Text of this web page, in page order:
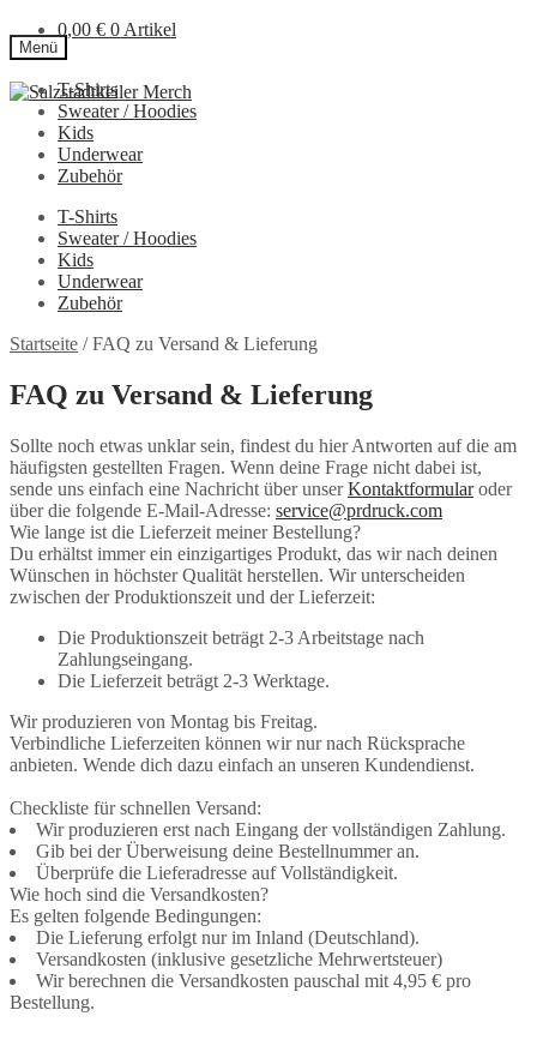
0,00 € 0 Artikel
Zur
Navigation
springen
Zum
Inhalt
springen
Menü
T-Shirts
Sweater / Hoodies
Kids
Underwear
Zubehör
T-Shirts
Sweater / Hoodies
Kids
Underwear
Zubehör
Startseite /FAQ zu Versand & Lieferung
FAQ zu Versand & Lieferung
Sollte noch etwas unklar sein, findest du hier Antworten auf die am
häufigsten gestellten Fragen. Wenn deine Frage nicht dabei ist,
sende uns einfach eine Nachricht über unserKontaktformularoder
über die folgende E-Mail-Adresse: service@prdruck.com
Wie lange ist die Lieferzeit meiner Bestellung?
Du erhältst immer ein einzigartiges Produkt, das wir nach deinen
Wünschen in höchster Qualität herstellen. Wir unterscheiden
zwischen der Produktionszeit und der Lieferzeit:
Die Produktionszeit beträgt 2-3 Arbeitstage nach
Zahlungseingang.
Die Lieferzeit beträgt 2-3 Werktage.
Wir produzieren von Montag bis Freitag.
Verbindliche Lieferzeiten können wir nur nach Rücksprache
anbieten. Wende dich dazu einfach an unseren Kundendienst.
Checkliste für schnellen Versand:
Wir produzieren erst nach Eingang der vollständigen Zahlung.
Gib bei der Überweisung deine Bestellnummer an.
Überprüfe die Lieferadresse auf Vollständigkeit.
Wie hoch sind die Versandkosten?
Es gelten folgende Bedingungen:
Die Lieferung erfolgt nur im Inland (Deutschland).
Versandkosten (inklusive gesetzliche Mehrwertsteuer)
Wir berechnen die Versandkosten pauschal mit 4,95 € pro
Bestellung.